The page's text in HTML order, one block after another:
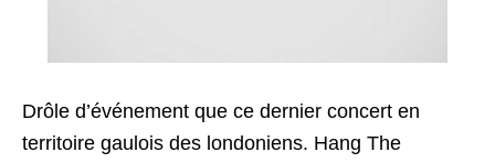
Drôle d’événement que ce dernier concert en
territoire gaulois des londoniens. Hang The